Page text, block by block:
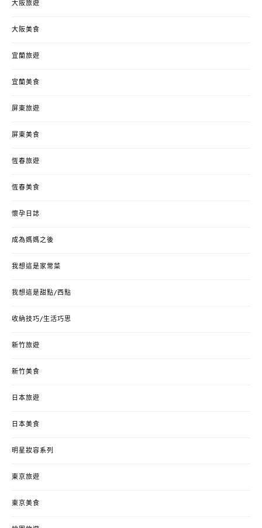
大阪旅遊
大阪美食
宜蘭旅遊
宜蘭美食
屏東旅遊
屏東美食
恆春旅遊
恆春美食
懷孕日誌
成為媽媽之後
我想這是家常菜
我想這是甜點/西點
收納技巧/生活巧思
新竹旅遊
新竹美食
日本旅遊
日本美食
明星妝容系列
東京旅遊
東京美食